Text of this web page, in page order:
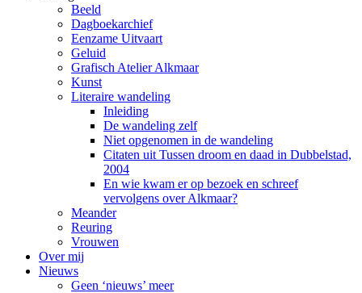
Beeld
Dagboekarchief
Eenzame Uitvaart
Geluid
Grafisch Atelier Alkmaar
Kunst
Literaire wandeling
Inleiding
De wandeling zelf
Niet opgenomen in de wandeling
Citaten uit Tussen droom en daad in Dubbelstad,
2004
En wie kwam er op bezoek en schreef
vervolgens over Alkmaar?
Meander
Reuring
Vrouwen
Over mij
Nieuws
Geen ‘nieuws’ meer